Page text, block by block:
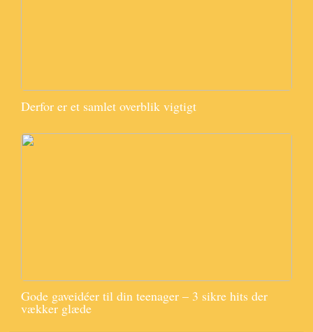
Derfor er et samlet overblik vigtigt
Gode gaveidéer til din teenager – 3 sikre hits der
vækker glæde